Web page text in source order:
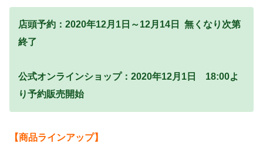
店頭予約：2020年12月1日～12月14日 無くなり次第
終了
公式オンラインショップ：2020年12月1日 18:00よ
り予約販売開始
【商品ラインアップ】